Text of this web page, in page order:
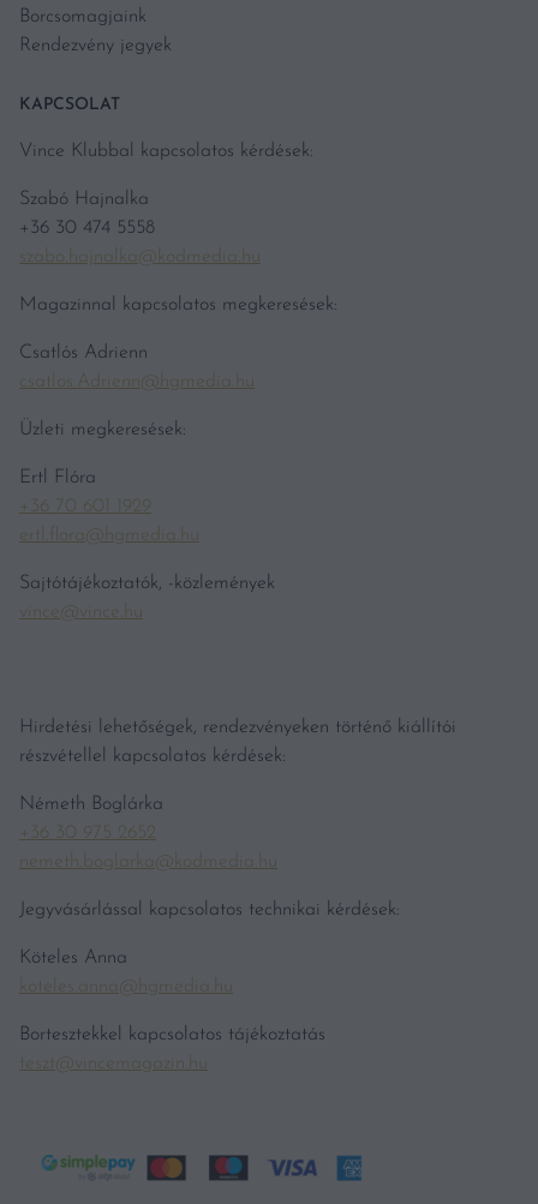
Borcsomagjaink
Rendezvény jegyek
KAPCSOLAT
Vince Klubbal kapcsolatos kérdések:
Szabó Hajnalka
+36 30 474 5558
szabo.hajnalka@kodmedia.hu
Magazinnal kapcsolatos megkeresések:
Csatlós Adrienn
csatlos.Adrienn@hgmedia.hu
Üzleti megkeresések:
Ertl Flóra
+36 70 601 1929
ertl.flora@hgmedia.hu
Sajtótájékoztatók, -közlemények
vince@vince.hu
Hirdetési lehetőségek, rendezvényeken történő kiállítói
részvétellel kapcsolatos kérdések:
Németh Boglárka
+36 30 975 2652
nemeth.boglarka@kodmedia.hu
Jegyvásárlással kapcsolatos technikai kérdések:
Köteles Anna
koteles.anna@hgmedia.hu
Bortesztekkel kapcsolatos tájékoztatás
teszt@vincemagazin.hu